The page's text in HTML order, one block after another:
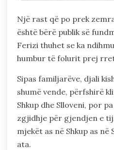
Një rast që po prek
është bërë publik së
Ferizi thuhet se ka
humbur të folurit prej
Sipas familjarëve, djali
shumë vende, përfshirë
Shkup dhe Slloveni, por
zgjidhje për gjendjen e
mjekët as në Shkup as në
ata.